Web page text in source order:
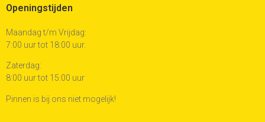
Openingstijden
Maandag t/m Vrijdag:
7:00 uur tot 18:00 uur.
Zaterdag:
8:00 uur tot 15:00 uur
Pinnen is bij ons niet mogelijk!